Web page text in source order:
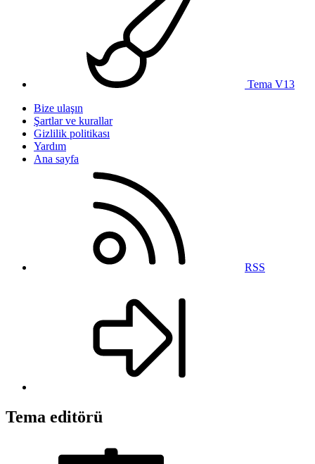
Tema V13
Bize ulaşın
Şartlar ve kurallar
Gizlilik politikası
Yardım
Ana sayfa
RSS
Tema editörü